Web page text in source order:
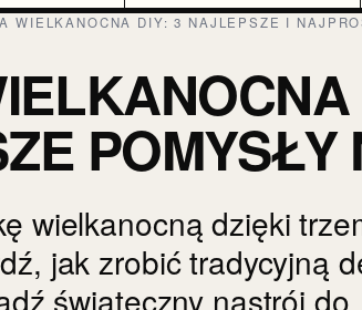
WIELKANOCNA DIY: 3 NAJLEPSZE I
POMYSŁY
wielkanocną dzięki
jak zrobić tradycyjną
świąteczny nastrój do